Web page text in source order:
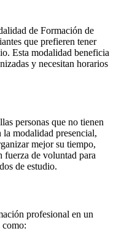
de Formación de
que prefieren tener
Esta modalidad beneficia
y necesitan horarios
personas que no tienen
modalidad presencial,
mejor su tiempo,
fuerza de voluntad para
de estudio.
profesional en un
como: